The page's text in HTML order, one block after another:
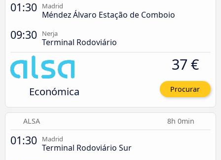
01:30 Madrid
Méndez Álvaro Estação de Comboio
09:30 Nerja
Terminal Rodoviário
Económica
37 €
Procurar
ALSA 8h 0min
01:30 Madrid
Terminal Rodoviário Sur